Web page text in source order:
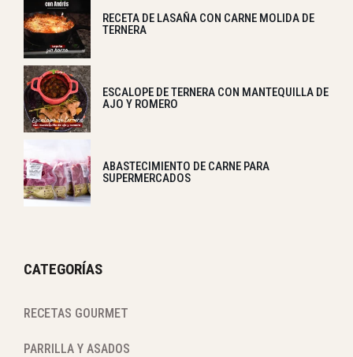
RECETA DE LASAÑA CON CARNE MOLIDA DE
TERNERA
ESCALOPE DE TERNERA CON MANTEQUILLA DE
AJO Y ROMERO
ABASTECIMIENTO DE CARNE PARA
SUPERMERCADOS
CATEGORÍAS
RECETAS GOURMET
PARRILLA Y ASADOS